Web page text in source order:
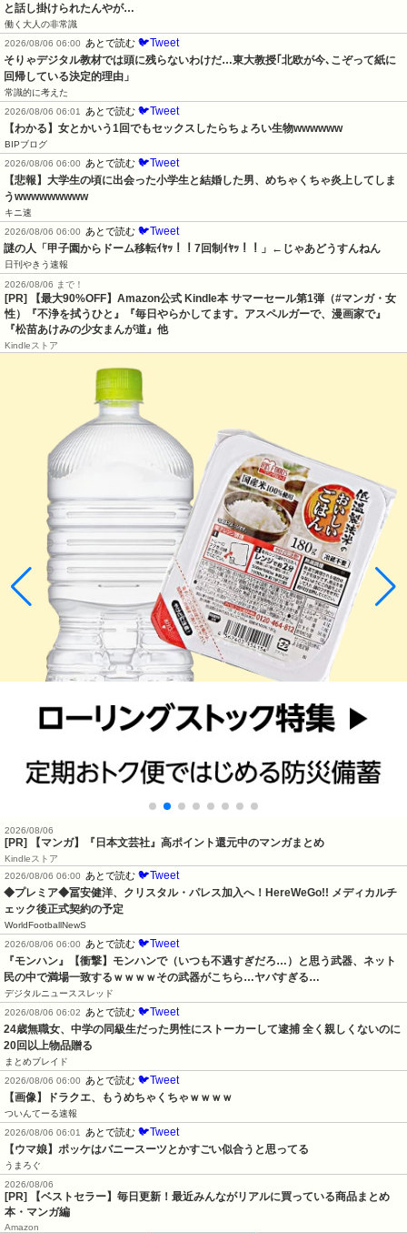
と話し掛けられたんやが…
働く大人の非常識
2026/08/06 06:00
あとで読む 🐦Tweet
そりゃデジタル教材では頭に残らないわけだ…東大教授｢北欧が今､こぞって紙に
回帰している決定的理由」
常識的に考えた
2026/08/06 06:01
あとで読む 🐦Tweet
【わかる】女とかいう1回でもセックスしたらちょろい生物wwwwww
BIPブログ
2026/08/06 06:00
あとで読む 🐦Tweet
【悲報】大学生の頃に出会った小学生と結婚した男、めちゃくちゃ炎上してしま
うwwwwwwwww
キニ速
2026/08/06 06:00
あとで読む 🐦Tweet
謎の人「甲子園からドーム移転ｲﾔｯ！！7回制ｲﾔｯ！！」←じゃあどうすんねん
日刊やきう速報
2026/08/06 まで！
[PR]
【最大90%OFF】Amazon公式 Kindle本 サマーセール第1弾（#マンガ・女
性）『不浄を拭うひと』『毎日やらかしてます。アスペルガーで、漫画家で』
『松苗あけみの少女まんが道』他
Kindleストア
2026/08/06
[PR] 【マンガ】『日本文芸社』高ポイント還元中のマンガまとめ
Kindleストア
2026/08/06 06:00
あとで読む 🐦Tweet
◆プレミア◆冨安健洋、クリスタル・パレス加入へ！HereWeGo!! メディカルチ
ェック後正式契約の予定
WorldFootballNewS
2026/08/06 06:00
あとで読む 🐦Tweet
『モンハン』【衝撃】モンハンで（いつも不遇すぎだろ…）と思う武器、ネット
民の中で満場一致するｗｗｗｗその武器がこちら…ヤバすぎる…
デジタルニューススレッド
2026/08/06 06:02
あとで読む 🐦Tweet
24歳無職女、中学の同級生だった男性にストーカーして逮捕 全く親しくないのに
20回以上物品贈る
まとめブレイド
2026/08/06 06:00
あとで読む 🐦Tweet
【画像】ドラクエ、もうめちゃくちゃｗｗｗｗ
ついんてーる速報
2026/08/06 06:01
あとで読む 🐦Tweet
【ウマ娘】ポッケはバニースーツとかすごい似合うと思ってる
うまろぐ
2026/08/06
[PR] 【ベストセラー】毎日更新！最近みんながリアルに買っている商品まとめ
本・マンガ編
Amazon